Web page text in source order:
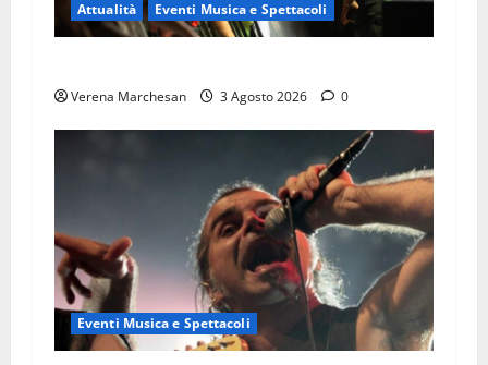
Attualità Eventi Musica e Spettacoli
Verena Marchesan 3 Agosto 2026 0
Eventi Musica e Spettacoli